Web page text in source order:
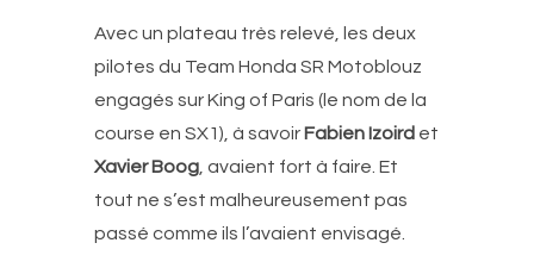
Avec un plateau très relevé, les deux
pilotes du Team Honda SR Motoblouz
engagés sur King of Paris (le nom de la
course en SX1), à savoir Fabien Izoird et
Xavier Boog , avaient fort à faire. Et
tout ne s’est malheureusement pas
passé comme ils l’avaient envisagé.